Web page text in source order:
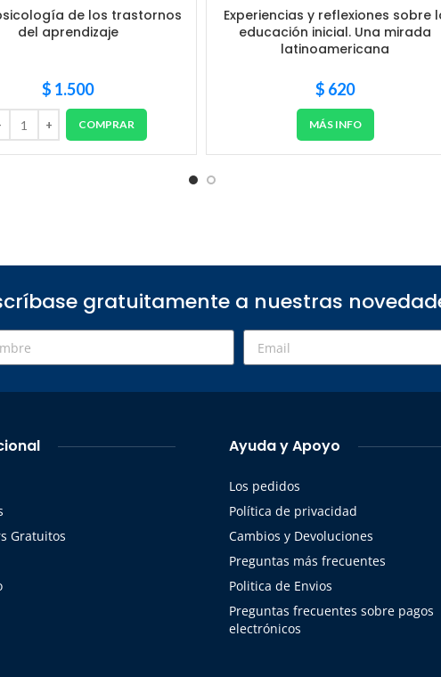
de los trastornos
del aprendizaje
$ 1.500
COMPRAR
Experiencias y reflexiones sobre
educación inicial. Una mirada
latinoamericana
$ 620
MÁS INFO
gratuitamente a nuestras
Gratuitos
Ayuda y Apoyo
Los pedidos
Política de privacidad
Cambios y Devoluciones
Preguntas más frecuentes
Politica de Envios
Preguntas frecuentes sobre pagos
electrónicos